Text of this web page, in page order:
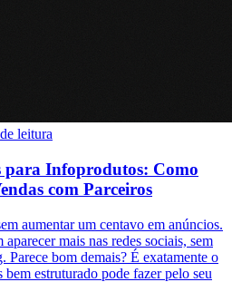
leitura
para Infoprodutos: Como
com Parceiros
aumentar um centavo em anúncios.
mais nas redes sociais, sem
Parece bom demais? É exatamente o
estruturado pode fazer pelo seu